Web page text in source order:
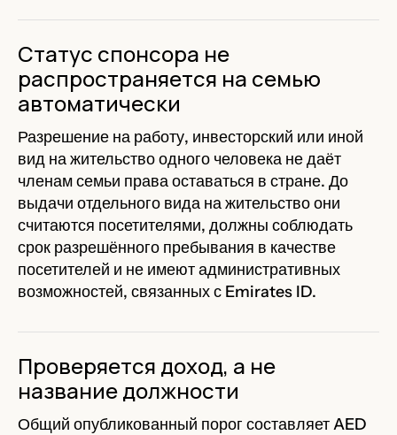
Статус спонсора не
распространяется на семью
автоматически
Разрешение на работу, инвесторский или иной
вид на жительство одного человека не даёт
членам семьи права оставаться в стране. До
выдачи отдельного вида на жительство они
считаются посетителями, должны соблюдать
срок разрешённого пребывания в качестве
посетителей и не имеют административных
возможностей, связанных с Emirates ID.
Проверяется доход, а не
название должности
Общий опубликованный порог составляет AED